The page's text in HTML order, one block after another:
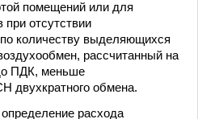
помещений или для
при отсутствии
по количеству выделяющихся
рассчитанный на
ПДК, меньше
двухкратного обмена.
расхода